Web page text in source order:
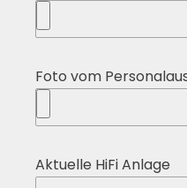
Foto vom
Aktuelle HiFi Anlage